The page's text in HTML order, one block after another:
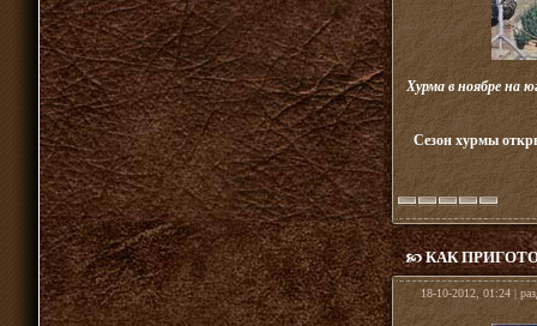
Хурма в ноябре на
Сезон хурмы
КАК
18-10-2012, 01:24 |